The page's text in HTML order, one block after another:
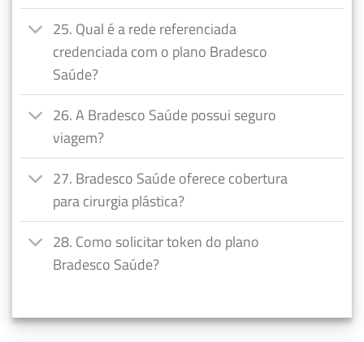
25. Qual é a rede referenciada
credenciada com o plano Bradesco
Saúde?
26. A Bradesco Saúde possui seguro
viagem?
27. Bradesco Saúde oferece cobertura
para cirurgia plástica?
28. Como solicitar token do plano
Bradesco Saúde?